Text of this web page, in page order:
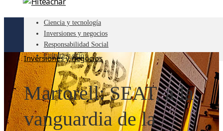
Ciencia y tecnología
Inversiones y negocios
Responsabilidad Social
Cultura y ocio
Inversiones y negocios
Martorell: SEAT, a la
vanguardia de la